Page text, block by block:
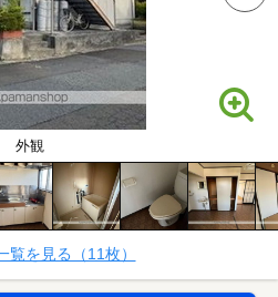
外観
覧を見る（11枚）